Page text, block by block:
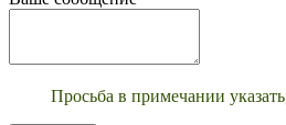
Просьба в примечании